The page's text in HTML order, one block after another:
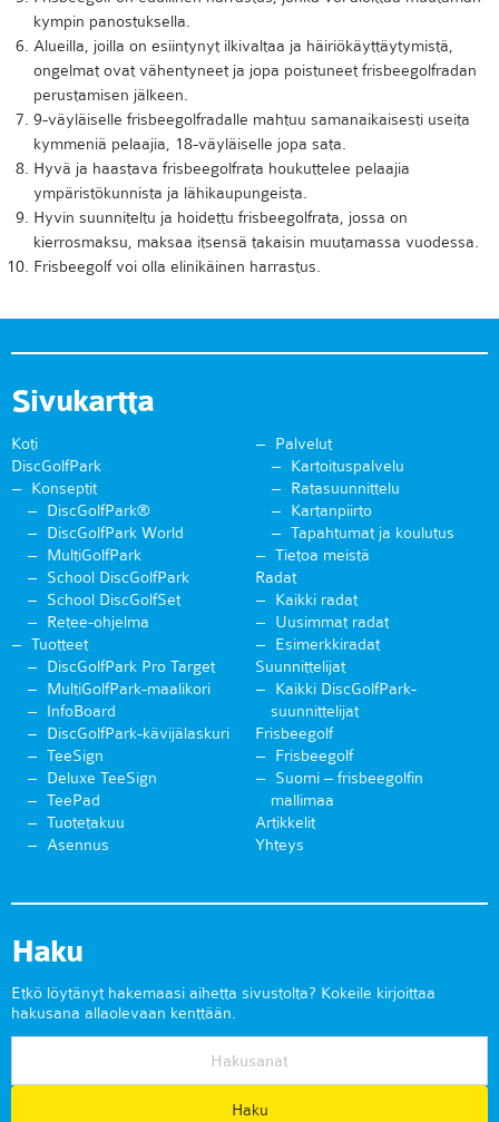
kympin panostuksella.
Alueilla, joilla on esiintynyt ilkivaltaa ja häiriökäyttäytymistä,
ongelmat ovat vähentyneet ja jopa poistuneet frisbeegolfradan
perustamisen jälkeen.
9-väyläiselle frisbeegolfradalle mahtuu samanaikaisesti useita
kymmeniä pelaajia, 18-väyläiselle jopa sata.
Hyvä ja haastava frisbeegolfrata houkuttelee pelaajia
ympäristökunnista ja lähikaupungeista.
Hyvin suunniteltu ja hoidettu frisbeegolfrata, jossa on
kierrosmaksu, maksaa itsensä takaisin muutamassa vuodessa.
Frisbeegolf voi olla elinikäinen harrastus.
Sivukartta
Koti
DiscGolfPark
Konseptit
DiscGolfPark®
DiscGolfPark World
MultiGolfPark
School DiscGolfPark
School DiscGolfSet
Retee-ohjelma
Tuotteet
DiscGolfPark Pro Target
MultiGolfPark-maalikori
InfoBoard
DiscGolfPark-kävijälaskuri
TeeSign
Deluxe TeeSign
TeePad
Tuotetakuu
Asennus
Palvelut
Kartoituspalvelu
Ratasuunnittelu
Kartanpiirto
Tapahtumat ja koulutus
Tietoa meistä
Radat
Kaikki radat
Uusimmat radat
Esimerkkiradat
Suunnittelijat
Kaikki DiscGolfPark-
suunnittelijat
Frisbeegolf
Frisbeegolf
Suomi – frisbeegolfin
mallimaa
Artikkelit
Yhteys
Haku
Etkö löytänyt hakemaasi aihetta sivustolta? Kokeile kirjoittaa
hakusana allaolevaan kenttään.